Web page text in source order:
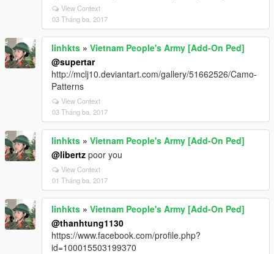
View Context
03 Tháng ba, 2017
linhkts » Vietnam People's Army [Add-On Ped]
@supertar
http://mclj10.deviantart.com/gallery/51662526/Camo-
Patterns
View Context
03 Tháng ba, 2017
linhkts » Vietnam People's Army [Add-On Ped]
@libertz poor you
View Context
01 Tháng ba, 2017
linhkts » Vietnam People's Army [Add-On Ped]
@thanhtung1130
https://www.facebook.com/profile.php?
id=100015503199370